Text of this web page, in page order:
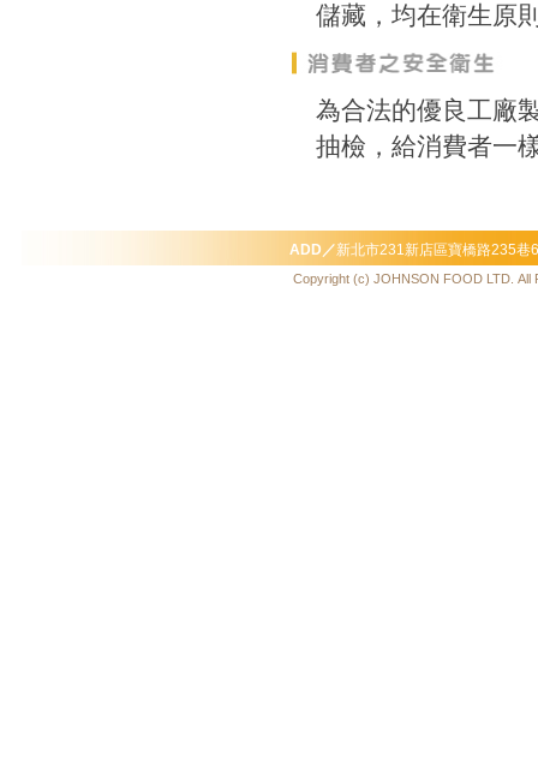
儲藏，均在衛生原
為合法的優良工廠
抽檢，給消費者一
ADD／新北市231新店區寶橋路235
Copyright (c) JOHNSON FOOD LTD. All